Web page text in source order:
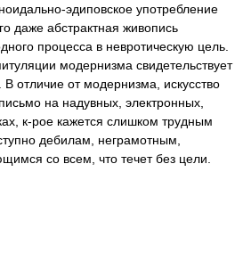
эдиповское употребление
даже абстрактная живопись
процесса в невротическую цель.
модернизма свидетельствует
отличие от модернизма, искусство
на надувных, электронных,
к-рое кажется слишком трудным
дебилам, неграмотным,
со всем, что течет без цели.